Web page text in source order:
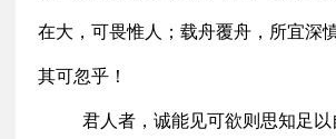
在大，可畏惟人；载舟覆舟，所宜深
其可忽乎！
君人者，诚能见可欲则思知足